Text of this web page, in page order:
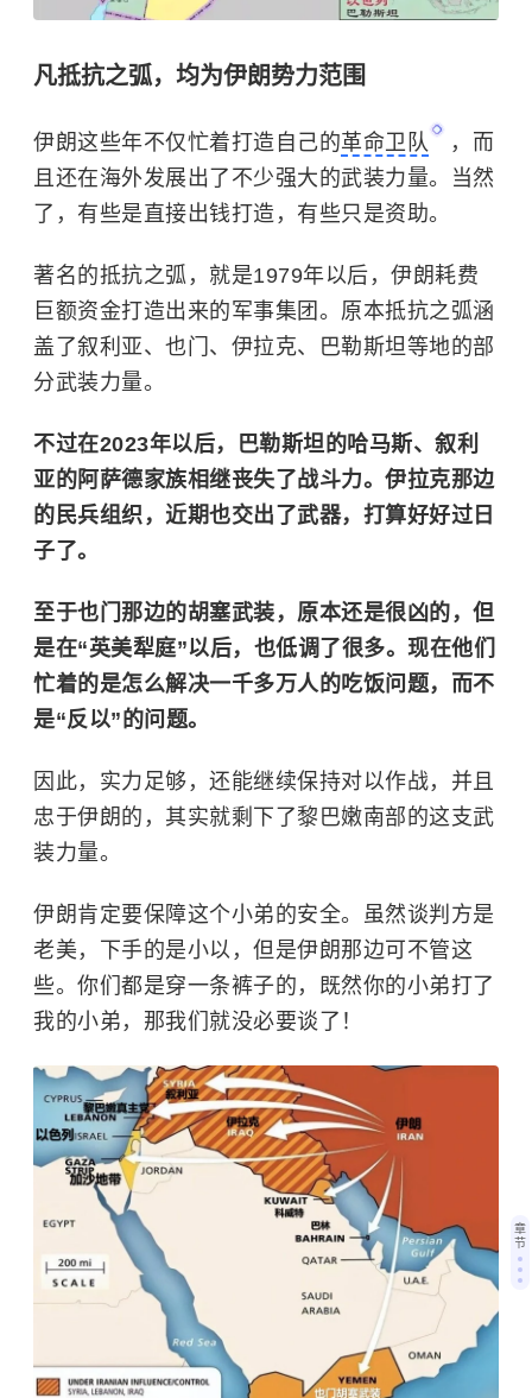
凡抵抗之弧，均为伊朗势力范围
伊朗这些年不仅忙着打造自己的革命卫队
，而
且还在海外发展出了不少强大的武装力量。当然
了，有些是直接出钱打造，有些只是资助。
著名的抵抗之弧，就是1979年以后，伊朗耗费
巨额资金打造出来的军事集团。原本抵抗之弧涵
盖了叙利亚、也门、 伊拉克、巴勒斯坦等地的部
分武装力量。
不过在2023年以后，巴勒斯坦的哈马斯、叙利
亚的阿萨德家族相继丧失了战斗力。伊拉克那边
的民兵组织，近期也交出了武器，打算好好过日
子了。
至于也门那边的胡塞武装，原本还是很凶的，但
是在“英美犁庭”以后，也低调了很多。现在他们
忙着的是怎么解决一千多万人的吃饭问题，而不
是“反以”的问题。
因此，实力足够，还能继续保持对以作战，并且
忠于伊朗的，其实就剩下了黎巴嫩南部的这支武
装力量。
伊朗肯定要保障这个小弟的安全。虽然谈判方是
老美，下手的是小以，但是伊朗那边可不管这
些。你们都是穿一条裤子的，既然你的小弟打了
我的小弟，那我们就没必要谈了！
章
节